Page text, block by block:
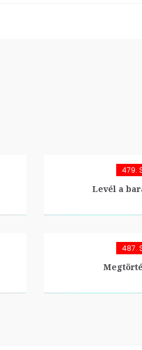
479.
Levél a
487.